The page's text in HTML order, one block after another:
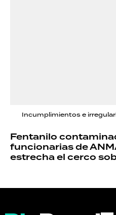
Incumplimientos e
Fentanilo
funcionarias de
estrecha el cerco